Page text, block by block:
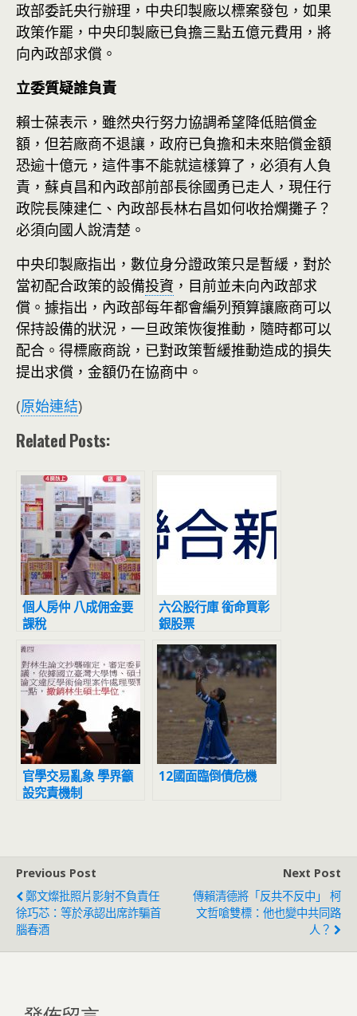
政部委託央行辦理，中央印製廠以標案發包，如果
政策作罷，中央印製廠已負擔三點五億元費用，將
向內政部求償。
立委質疑誰負責
賴士葆表示，雖然央行努力協調希望降低賠償金
額，但若廠商不退讓，政府已負擔和未來賠償金額
恐逾十億元，這件事不能就這樣算了，必須有人負
責，蘇貞昌和內政部前部長徐國勇已走人，現任行
政院長陳建仁、內政部長林右昌如何收拾爛攤子？
必須向國人說清楚。
中央印製廠指出，數位身分證政策只是暫緩，對於
當初配合政策的設備投資 ，目前並未向內政部求
償。據指出，內政部每年都會編列預算讓廠商可以
保持設備的狀況，一旦政策恢復推動，隨時都可以
配合。得標廠商說，已對政策暫緩推動造成的損失
提出求償，金額仍在協商中。
(原始連結)
Related Posts:
個人房仲 八成佣金要
課稅
六公股行庫 銜命買彰
銀股票
官學交易亂象 學界籲
設究責機制
12國面臨倒債危機
Previous Post
鄭文燦批照片影射不負責任
徐巧芯：等於承認出席詐騙首
腦春酒
Next Post
傳賴清德將「反共不反中」 柯
文哲嗆雙標：他也變中共同路
人？